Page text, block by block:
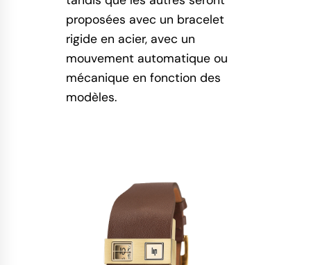
proposées avec un bracelet
rigide en acier, avec un
mouvement automatique ou
mécanique en fonction des
modèles.